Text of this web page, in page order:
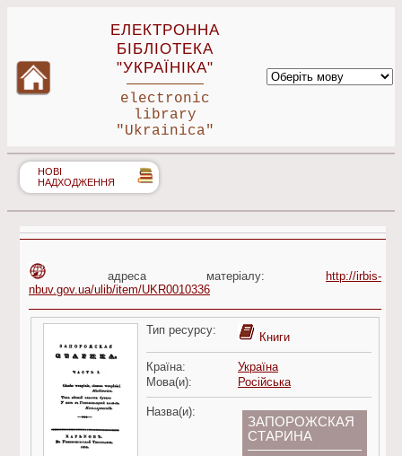
ЕЛЕКТРОННА
БІБЛІОТЕКА
"УКРАЇНІКА"
electronic
library
"Ukrainica"
НОВІ
НАДХОДЖЕННЯ
адреса матеріалу:
http://irbis-
nbuv.gov.ua/ulib/item/UKR0010336
Тип ресурсу:
Книги
Країна:
Україна
Мова(и):
Російська
Назва(и):
ЗАПОРОЖСКАЯ
СТАРИНА